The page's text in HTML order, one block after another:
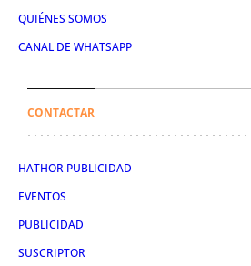
QUIÉNES SOMOS
CANAL DE WHATSAPP
CONTACTAR
HATHOR PUBLICIDAD
EVENTOS
PUBLICIDAD
SUSCRIPTOR